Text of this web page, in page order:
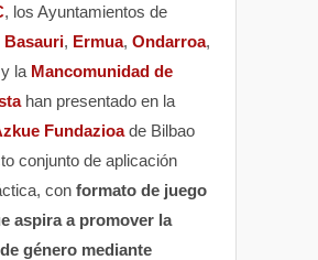
, los Ayuntamientos de
Basauri, Ermua, Ondarroa,
y la Mancomunidad de
han presentado en la
Fundazioa de Bilbao
conjunto de aplicación
con formato de juego
aspira a promover la
género mediante